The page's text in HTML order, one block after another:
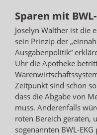
Sparen mit BWL-
Joselyn Walther ist die
sein Prinzip der
Ausgabenpolitik“
Uhr die Apotheke
Zeitpunkt sind schon
dass die Abgabe von
muss. Anderenfalls
roten Bereich geraten,
sogenannten BWL-